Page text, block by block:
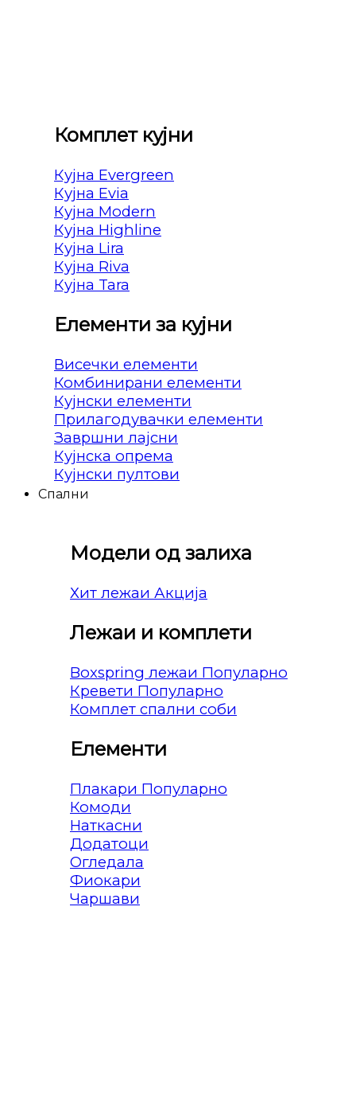
Комплет кујни
Кујна Evergreen
Кујна Evia
Кујна Modern
Кујна Highline
Кујна Lira
Кујна Riva
Кујна Tara
Елементи за кујни
Висечки елементи
Комбинирани елементи
Кујнски елементи
Прилагодувачки елементи
Завршни лајсни
Кујнска опрема
Кујнски пултови
Спални
Модели од залиха
Хит лежаи
Лежаи и комплети
Boxspring лежаи
Кревети
Комплет спални соби
Елементи
Плакари
Комоди
Наткасни
Додатоци
Огледала
Фиокари
Чаршави